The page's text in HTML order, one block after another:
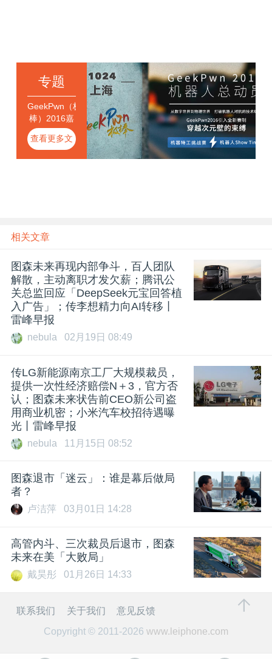
专题
GeekPwn（极
棒）2016嘉
年华
查看更多文
章
相关文章
图森未来再现内部争斗，百人团队
解散，主动离职才发欠薪；腾讯公
关总监回应「DeepSeek元宝回答植
入广告」；传李想精力向AI转移丨
雷峰早报
nebula 02月19日 08:49
传LG新能源南京工厂大规模裁员，
提供一次性经济赔偿N＋3，官方否
认；图森未来状告前CEO新公司盗
用商业机密；小米汽车校招待遇曝
光丨雷峰早报
nebula 11月15日 08:52
图森退市「迷云」：谁是幕后做局
者？
卢洁萍 03月01日 14:28
高管内斗、三次裁员后退市，图森
未来在美「大败局」
戴昊彤 01月26日 14:33
联系我们 关于我们
意见反馈
Copyright © 2011-2026 www.leiphone.com